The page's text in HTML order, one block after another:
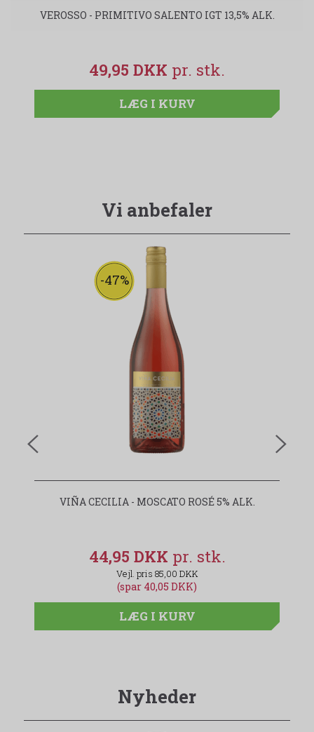
VEROSSO - PRIMITIVO SALENTO IGT 13,5% ALK.
49,95 DKK
LÆG I KURV
Vi anbefaler
-47%
VIÑA CECILIA - MOSCATO ROSÉ 5% ALK.
44,95 DKK
85,00 DKK
(spar 40,05 DKK)
LÆG I KURV
Nyheder